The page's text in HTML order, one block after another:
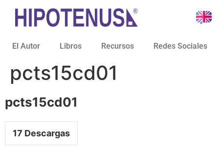
El Autor Libros Recursos Redes Sociales
pcts15cd01
pcts15cd01
17 Descargas